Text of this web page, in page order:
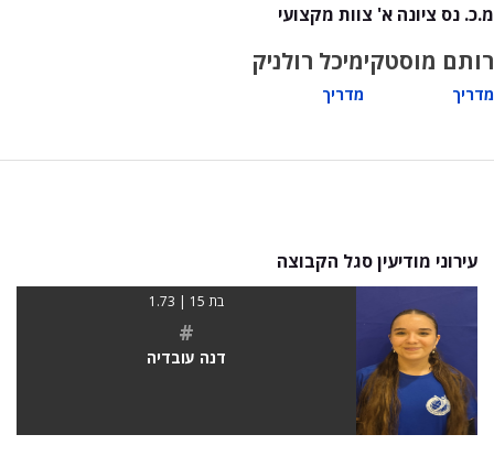
מ.כ. נס ציונה א' צוות מקצועי
רותם מוסטקי
מדריך
מיכל רולניק
מדריך
עירוני מודיעין סגל הקבוצה
בת 15 | 1.73
#
דנה עובדיה